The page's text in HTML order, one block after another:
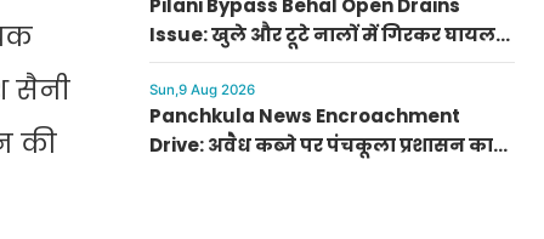
सैनी
की
Pilani Bypass Behal Open Drains
Issue: खुले और टूटे नालों में गिरकर घायल
हो रहे लोग, स्थानीय लोगों ने दी आंदोलन की
चेतावनी
Sun,9 Aug 2026
Panchkula News Encroachment
Drive: अवैध कब्जे पर पंचकूला प्रशासन का